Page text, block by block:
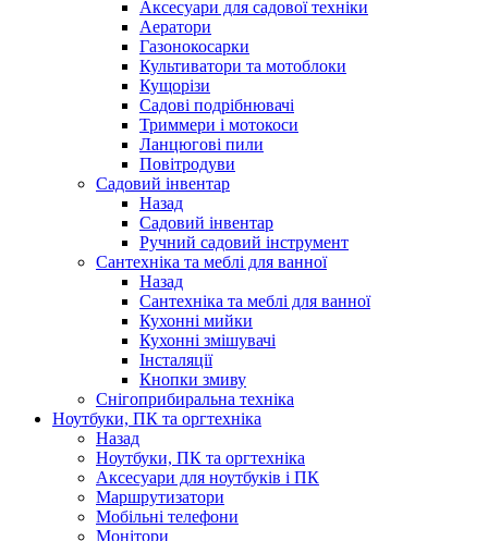
Аксесуари для садової техніки
Аератори
Газонокосарки
Культиватори та мотоблоки
Кущорізи
Садові подрібнювачі
Триммери і мотокоси
Ланцюгові пили
Повітродуви
Садовий інвентар
Назад
Садовий інвентар
Ручний садовий інструмент
Сантехніка та меблі для ванної
Назад
Сантехніка та меблі для ванної
Кухонні мийки
Кухонні змішувачі
Інсталяції
Кнопки змиву
Снігоприбиральна техніка
Ноутбуки, ПК та оргтехніка
Назад
Ноутбуки, ПК та оргтехніка
Аксесуари для ноутбуків і ПК
Маршрутизатори
Мобільні телефони
Монітори